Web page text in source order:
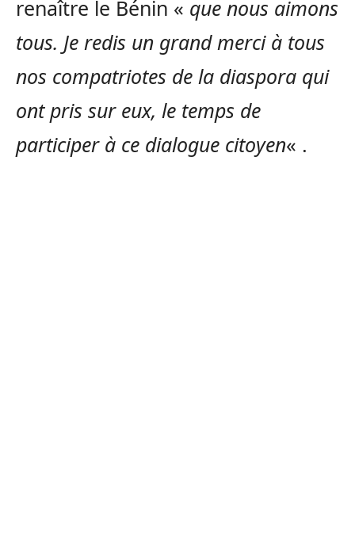
renaître le Bénin « que nous aimons
tous. Je redis un grand merci à tous
nos compatriotes de la diaspora qui
ont pris sur eux, le temps de
participer à ce dialogue citoyen« .